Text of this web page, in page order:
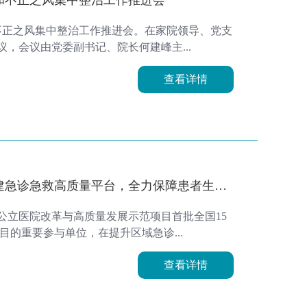
之风集中整治工作推进会。在家院领导、党支
，会议由党委副书记、院长何建峰主...
查看详情
诊急救高质量平台，全力保障患者生命
立医院改革与高质量发展示范项目首批全国15
的重要参与单位，在提升区域急诊...
查看详情